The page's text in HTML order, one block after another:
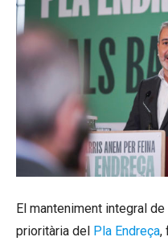
El manteniment integral
prioritària del Pla Endreça,